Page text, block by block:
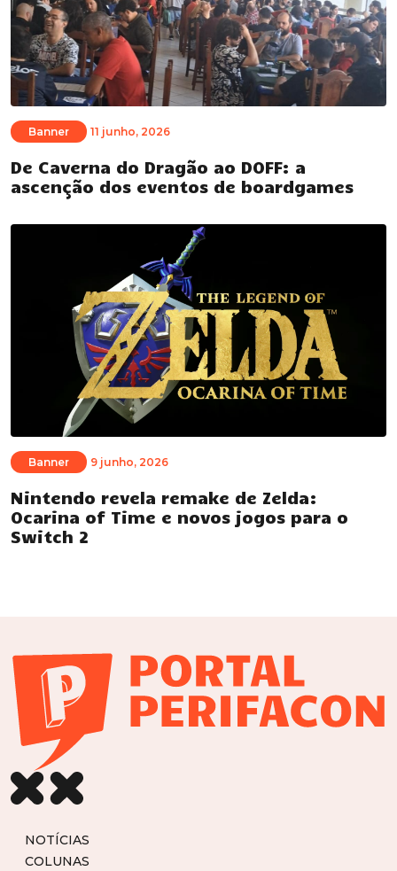
Banner 11 junho, 2026
De Caverna do Dragão ao DOFF: a
ascenção dos eventos de boardgames
Banner 9 junho, 2026
Nintendo revela remake de Zelda:
Ocarina of Time e novos jogos para o
Switch 2
NOTÍCIAS
COLUNAS